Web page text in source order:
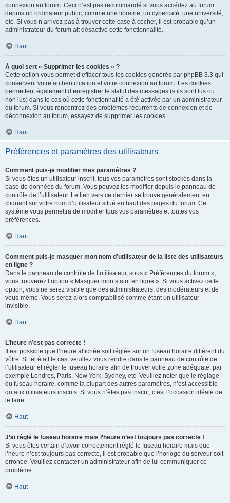
connexion au forum. Ceci n’est pas recommandé si vous accédez au forum
depuis un ordinateur public, comme une librairie, un cybercafé, une université,
etc. Si vous n’arrivez pas à trouver cette case à cocher, il est probable qu’un
administrateur du forum ait désactivé cette fonctionnalité.
Haut
À quoi sert « Supprimer les cookies » ?
Cette option vous permet d’effacer tous les cookies générés par phpBB 3.3 qui
conservent votre authentification et votre connexion au forum. Les cookies
permettent également d’enregistrer le statut des messages (s’ils sont lus ou
non lus) dans le cas où cette fonctionnalité a été activée par un administrateur
du forum. Si vous rencontrez des problèmes récurrents de connexion et de
déconnexion au forum, essayez de supprimer les cookies.
Haut
Préférences et paramètres des utilisateurs
Comment puis-je modifier mes paramètres ?
Si vous êtes un utilisateur inscrit, tous vos paramètres sont stockés dans la
base de données du forum. Vous pouvez les modifier depuis le panneau de
contrôle de l’utilisateur. Le lien vers ce dernier se trouve généralement en
cliquant sur votre nom d’utilisateur situé en haut des pages du forum. Ce
système vous permettra de modifier tous vos paramètres et toutes vos
préférences.
Haut
Comment puis-je masquer mon nom d’utilisateur de la liste des utilisateurs
en ligne ?
Dans le panneau de contrôle de l’utilisateur, sous « Préférences du forum »,
vous trouverez l’option « Masquer mon statut en ligne ». Si vous activez cette
option, vous ne serez visible que des administrateurs, des modérateurs et de
vous-même. Vous serez alors comptabilisé comme étant un utilisateur
invisible.
Haut
L’heure n’est pas correcte !
Il est possible que l’heure affichée soit réglée sur un fuseau horaire différent du
vôtre. Si tel était le cas, veuillez vous rendre dans le panneau de contrôle de
l’utilisateur et régler le fuseau horaire afin de trouver votre zone adéquate, par
exemple Londres, Paris, New York, Sydney, etc. Veuillez noter que le réglage
du fuseau horaire, comme la plupart des autres paramètres, n’est accessible
qu’aux utilisateurs inscrits. Si vous n’êtes pas inscrit, c’est l’occasion idéale de
le faire.
Haut
J’ai réglé le fuseau horaire mais l’heure n’est toujours pas correcte !
Si vous êtes certain d’avoir correctement réglé le fuseau horaire mais que
l’heure n’est toujours pas correcte, il est probable que l’horloge du serveur soit
erronée. Veuillez contacter un administrateur afin de lui communiquer ce
problème.
Haut